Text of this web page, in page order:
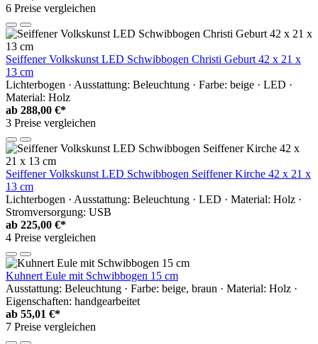
6 Preise vergleichen
Seiffener Volkskunst LED Schwibbogen Christi Geburt 42 x 21 x
13 cm
Lichterbogen · Ausstattung: Beleuchtung · Farbe: beige · LED ·
Material: Holz
ab 288,00 €*
3 Preise vergleichen
Seiffener Volkskunst LED Schwibbogen Seiffener Kirche 42 x 21 x
13 cm
Lichterbogen · Ausstattung: Beleuchtung · LED · Material: Holz ·
Stromversorgung: USB
ab 225,00 €*
4 Preise vergleichen
Kuhnert Eule mit Schwibbogen 15 cm
Ausstattung: Beleuchtung · Farbe: beige, braun · Material: Holz ·
Eigenschaften: handgearbeitet
ab 55,01 €*
7 Preise vergleichen